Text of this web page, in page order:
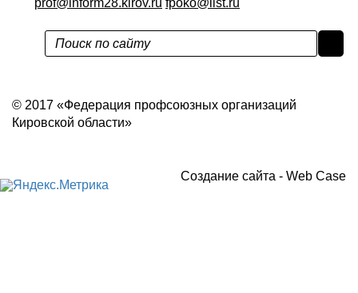
prof@inform28.kirov.ru fpoko@list.ru
© 2017 «Федерация профсоюзных организаций
Кировской области»
Создание сайта - Web Case